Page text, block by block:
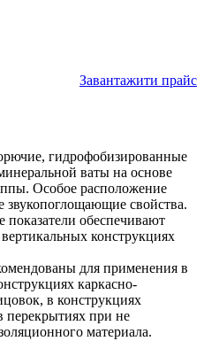
Завантажити прайс
гидрофобизированные
ваты на основе
Особое расположение
звукопоглощающие свойства.
обеспечивают
конструкциях
для применения в
каркасно-
в конструкциях
перекрытиях при не
материала.